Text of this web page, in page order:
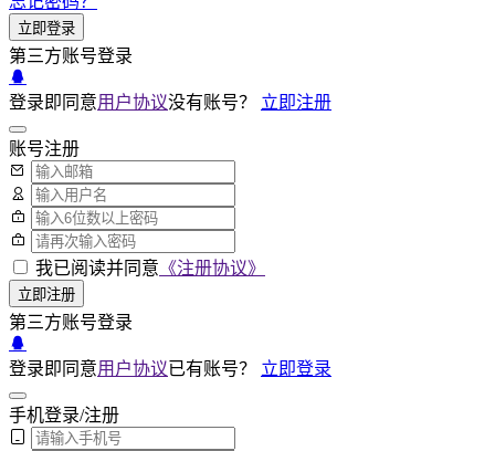
立即登录
第三方账号登录
登录即同意用户协议没有账号？ 立即注册
账号注册
我已阅读并同意 《注册协议》
立即注册
第三方账号登录
登录即同意用户协议已有账号？ 立即登录
手机登录/注册